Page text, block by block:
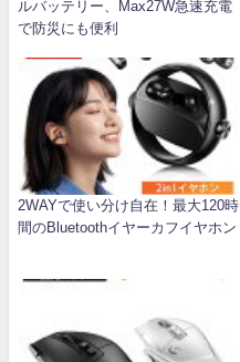
ルバッテリー、Max27W急速充電
で防災にも便利
2WAYで使い分け自在！最大120時
間のBluetoothイヤーカフイヤホン